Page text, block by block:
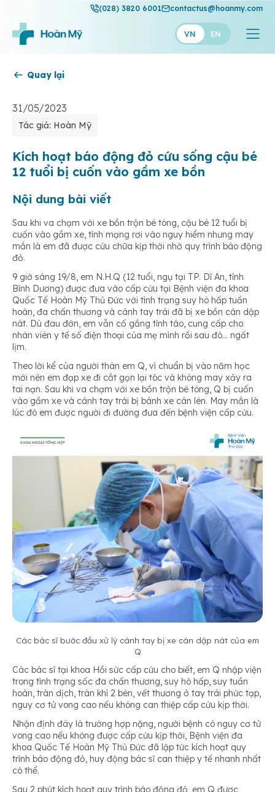
(028) 3820 6001 contactus@hoanmy.com
VN EN
Thuận Mỹ
Quay lại
31/05/2023
Tác giả: Hoàn Mỹ
Kích hoạt báo động đỏ cứu sống cậu bé
12 tuổi bị cuốn vào gầm xe bồn
Nội dung bài viết
Sau khi va chạm với xe bồn trộn bê tông, cậu bé 12 tuổi bị
cuốn vào gầm xe, tính mạng rơi vào nguy hiểm nhưng may
mắn là em đã được cứu chữa kịp thời nhờ quy trình báo động
đỏ.
9 giờ sáng 19/8, em N.H.Q (12 tuổi, ngụ tại TP. Dĩ An, tỉnh
Bình Dương) được đưa vào cấp cứu tại Bệnh viện đa khoa
Quốc Tế Hoàn Mỹ Thủ Đức với tình trạng suy hô hấp tuần
hoàn, đa chấn thương và cánh tay trái đã bị xe bồn cán dập
nát. Dù đau đớn, em vẫn cố gắng tỉnh táo, cung cấp cho
nhân viên y tế số điện thoại của mẹ mình rồi sau đó… ngất
lịm.
Theo lời kể của người thân em Q, vì chuẩn bị vào năm học
mới nên em đạp xe đi cắt gọn lại tóc và không may xảy ra
tai nạn. Sau khi va chạm với xe bồn trộn bê tông, Q bị cuốn
vào gầm xe và cánh tay trái bị bánh xe cán lên. May mắn là
lúc đó em được người đi đường đưa đến bệnh viện cấp cứu.
Các bác sĩbước đầu xử lý cánh tay bị xe cán dập nát của em
Q
Các bác sĩ tại khoa Hồi sức cấp cứu cho biết, em Q nhập viện
trong tình trạng sốc đa chấn thương, suy hô hấp, suy tuần
hoàn, tràn dịch, tràn khí 2 bên, vết thương ở tay trái phức tạp,
nguy cơ tử vong cao nếu không can thiệp cấp cứu kịp thời.
Nhận định đây là trường hợp nặng, người bệnh có nguy cơ tử
vong cao nếu không được cấp cứu kịp thời, Bệnh viện đa
khoa Quốc Tế Hoàn Mỹ Thủ Đức đã lập tức kích hoạt quy
trình báo động đỏ, huy động bác sĩ can thiệp y tế nhanh nhất
có thể.
Sau 2 phút kích hoạt quy trình báo động đỏ, em Q được